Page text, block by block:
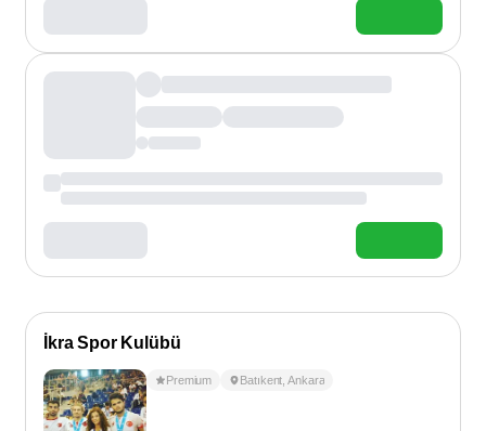
İkra Spor Kulübü
Premium Batıkent ,Ankara